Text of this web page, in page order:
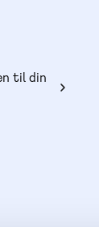
til din